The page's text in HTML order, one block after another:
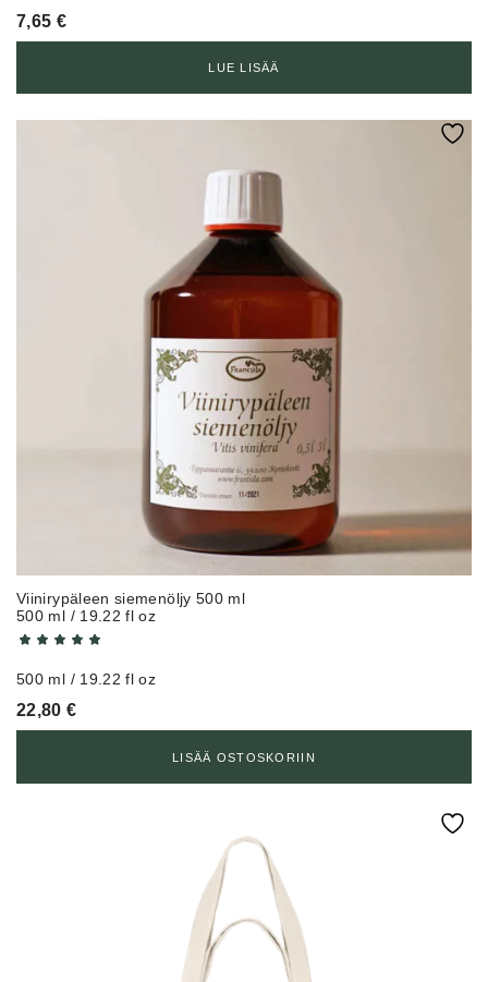
7,65 €
LUE LISÄÄ
Viinirypäleen siemenöljy 500 ml
500 ml / 19.22 fl oz
500 ml / 19.22 fl oz
22,80€
LISÄÄ OSTOSKORIIN